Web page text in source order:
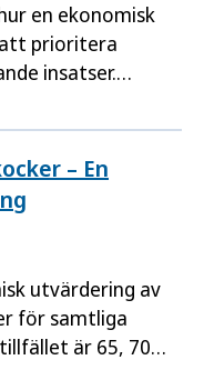
en ekonomisk
prioritera
insatser.
– En
utvärdering av
för samtliga
är 65, 70